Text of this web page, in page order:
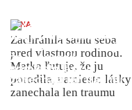
ŽENA
Zachránila samu seba
pred vlastnou rodinou.
Matka ľutuje, že ju
porodila, namiesto lásky
zanechala len traumu